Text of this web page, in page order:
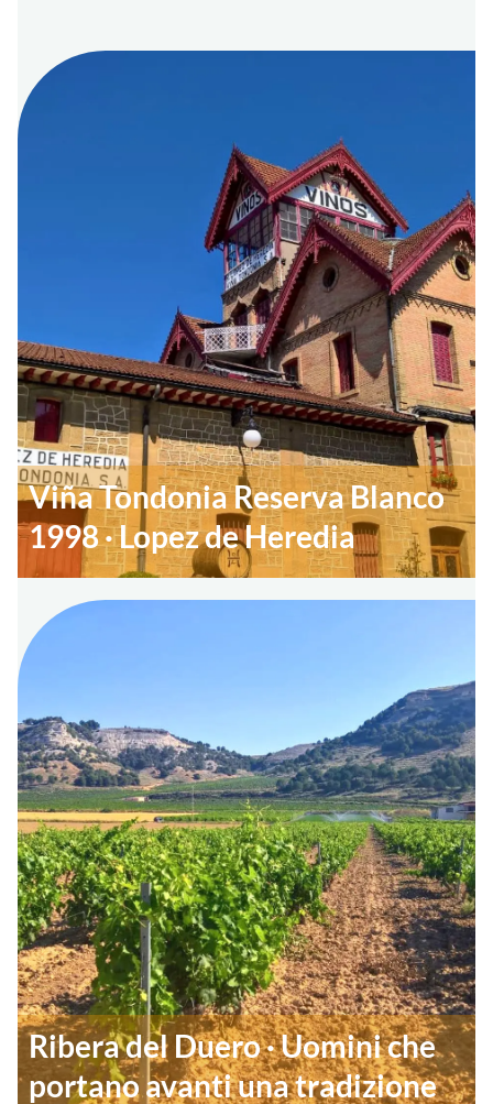
Viña Tondonia Reserva Blanco
1998 · Lopez de Heredia
Ribera del Duero · Uomini che
portano avanti una tradizione